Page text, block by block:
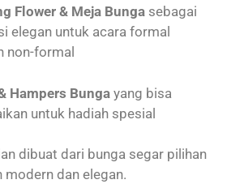
Flower & Meja Bunga sebagai
elegan untuk acara formal
non-formal
Hampers Bungayang bisa
untuk hadiah spesial
dibuat dari bunga segar pilihan
modern dan elegan.